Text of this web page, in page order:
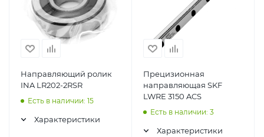
Направляющий ролик
INA LR202-2RSR
Есть в наличии: 15
Характеристики
Прецизионная
направляющая SKF
LWRE 3150 ACS
Есть в наличии: 3
Характеристики